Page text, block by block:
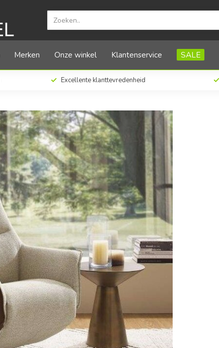
Merken Onze winkel Klantenservice SALE
Excellente klanttevredenheid